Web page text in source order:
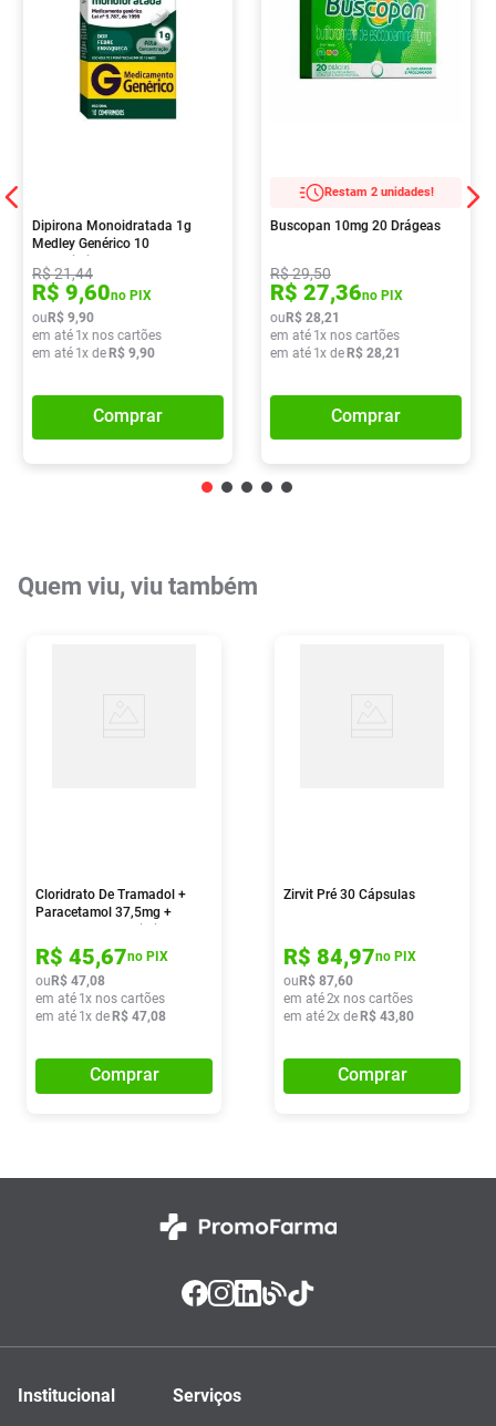
Dipirona Monoidratada 1g
Medley Genérico 10
Comprimidos
R$21,44
R$ 9,60no PIX
ouR$ 9,90
em até 1x nos cartões
em até 1x deR$ 9,90
Comprar
Restam 2 unidades!
Buscopan 10mg 20 Drágeas
R$29,50
R$ 27,36no PIX
ouR$ 28,21
em até 1x nos cartões
em até 1x deR$ 28,21
Comprar
Quem viu, viu também
Cloridrato De Tramadol +
Paracetamol 37,5mg +
325mg 20 Comprimidos
Revestidos Ems Genérico
R$ 45,67no PIX
ouR$ 47,08
em até 1x nos cartões
em até 1x deR$ 47,08
Comprar
Zirvit Pré 30 Cápsulas
R$ 84,97no PIX
ouR$ 87,60
em até2x nos cartões
em até2x deR$ 43,80
Comprar
Institucional Serviços